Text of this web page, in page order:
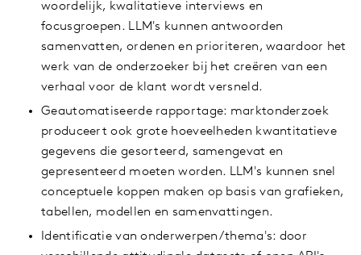
woordelijk, kwalitatieve interviews en
focusgroepen. LLM's kunnen antwoorden
samenvatten, ordenen en prioriteren, waardoor het
werk van de onderzoeker bij het creëren van een
verhaal voor de klant wordt versneld.
Geautomatiseerde rapportage: marktonderzoek
produceert ook grote hoeveelheden kwantitatieve
gegevens die gesorteerd, samengevat en
gepresenteerd moeten worden. LLM's kunnen snel
conceptuele koppen maken op basis van grafieken,
tabellen, modellen en samenvattingen.
Identificatie van onderwerpen/thema's: door